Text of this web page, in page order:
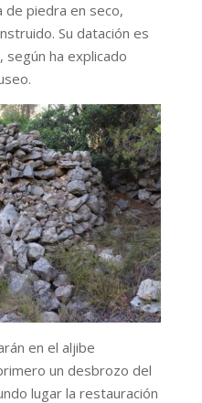
de piedra en seco,
Su datación es
según ha explicado
en el aljibe
un desbrozo del
lugar la restauración